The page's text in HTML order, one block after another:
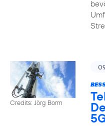
Credits: Jörg Borm